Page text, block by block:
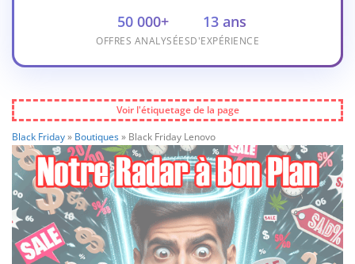
50 000+
OFFRES ANALYSÉES
13 ans
D'EXPÉRIENCE
Voir l'étiquetage de la page
Black Friday» Boutiques» Black Friday Lenovo